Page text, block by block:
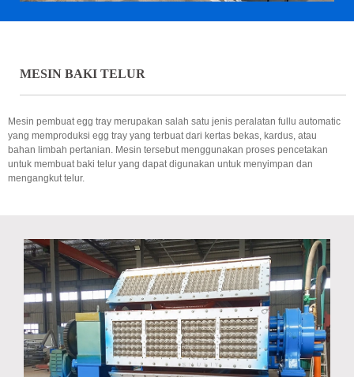
MESIN BAKI TELUR
Mesin pembuat egg tray merupakan salah satu jenis peralatan fullu automatic
yang memproduksi egg tray yang terbuat dari kertas bekas, kardus, atau
bahan limbah pertanian. Mesin tersebut menggunakan proses pencetakan
untuk membuat baki telur yang dapat digunakan untuk menyimpan dan
mengangkut telur.